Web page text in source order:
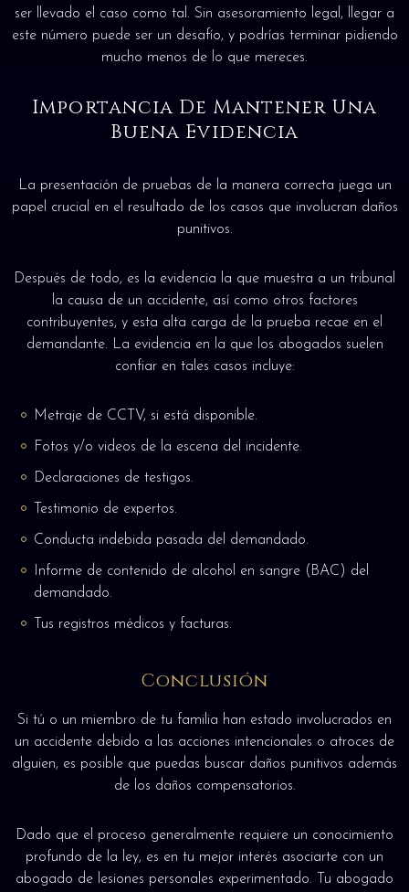
ser llevado el caso como tal. Sin asesoramiento legal, llegar a
este número puede ser un desafío, y podrías terminar pidiendo
mucho menos de lo que mereces.
Importancia De Mantener Una
Buena Evidencia
La presentación de pruebas de la manera correcta juega un
papel crucial en el resultado de los casos que involucran daños
punitivos.
Después de todo, es la evidencia la que muestra a un tribunal
la causa de un accidente, así como otros factores
contribuyentes, y esta alta carga de la prueba recae en el
demandante. La evidencia en la que los abogados suelen
confiar en tales casos incluye:
Metraje de CCTV, si está disponible.
Fotos y/o videos de la escena del incidente.
Declaraciones de testigos.
Testimonio de expertos.
Conducta indebida pasada del demandado.
Informe de contenido de alcohol en sangre (BAC) del
demandado.
Tus registros médicos y facturas.
Conclusión
Si tú o un miembro de tu familia han estado involucrados en
un accidente debido a las acciones intencionales o atroces de
alguien, es posible que puedas buscar daños punitivos además
de los daños compensatorios.
Dado que el proceso generalmente requiere un conocimiento
profundo de la ley, es en tu mejor interés asociarte con un
abogado de lesiones personales experimentado. Tu abogado